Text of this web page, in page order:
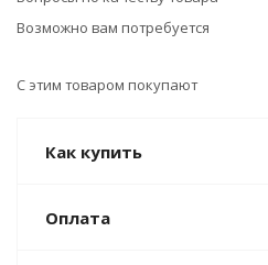
Возможно вам потребуется
С этим товаром покупают
Как купить
Оплата